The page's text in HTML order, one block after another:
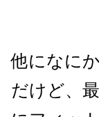
他になに
だけど、